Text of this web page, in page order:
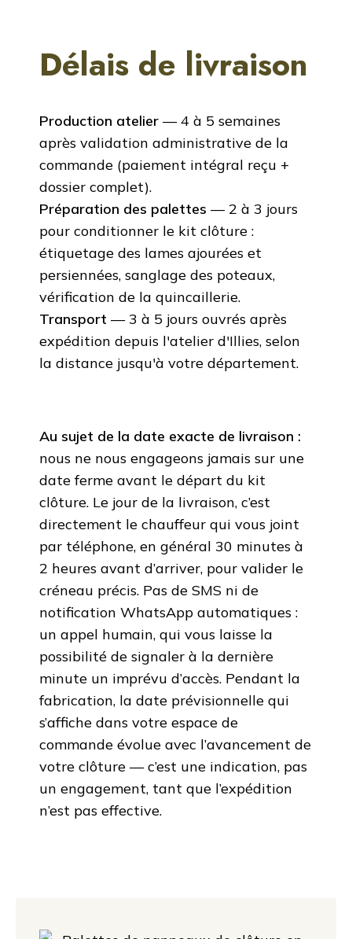
Délais de livraison
Production atelier — 4 à 5 semaines
après validation administrative de la
commande (paiement intégral reçu +
dossier complet).
Préparation des palettes — 2 à 3 jours
pour conditionner le kit clôture :
étiquetage des lames ajourées et
persiennées, sanglage des poteaux,
vérification de la quincaillerie.
Transport — 3 à 5 jours ouvrés après
expédition depuis l'atelier d'Illies, selon
la distance jusqu'à votre département.
Au sujet de la date exacte de livraison :
nous ne nous engageons jamais sur une
date ferme avant le départ du kit
clôture. Le jour de la livraison, c’est
directement le chauffeur qui vous joint
par téléphone, en général 30 minutes à
2 heures avant d’arriver, pour valider le
créneau précis. Pas de SMS ni de
notification WhatsApp automatiques :
un appel humain, qui vous laisse la
possibilité de signaler à la dernière
minute un imprévu d’accès. Pendant la
fabrication, la date prévisionnelle qui
s’affiche dans votre espace de
commande évolue avec l’avancement de
votre clôture — c’est une indication, pas
un engagement, tant que l’expédition
n’est pas effective.